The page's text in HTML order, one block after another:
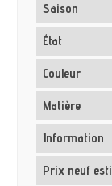
Saison
État
Couleur
Matière
Information
Prix neuf